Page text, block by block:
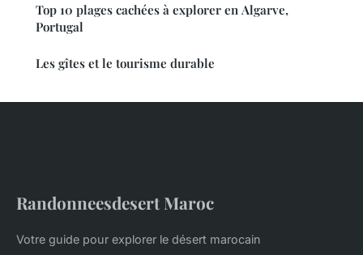
Top 10 plages cachées à explorer en Algarve,
Portugal
Les gîtes et le tourisme durable
Randonneesdesert Maroc
Votre guide pour explorer le désert marocain